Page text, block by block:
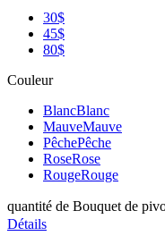
30$
45$
80$
Couleur
BlancBlanc
MauveMauve
PêchePêche
RoseRose
RougeRouge
quantité de Bouquet de
Détails